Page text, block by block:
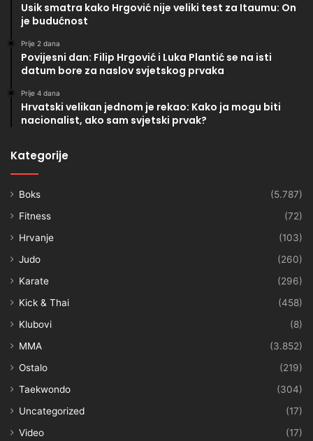
Usik smatra kako Hrgović nije veliki test za Itaumu: On
je budućnost
Prije 2 dana
Povijesni dan: Filip Hrgović i Luka Plantić se na isti
datum bore za naslov svjetskog prvaka
Prije 4 dana
Hrvatski velikan jednom je rekao: Kako ja mogu biti
nacionalist, ako sam svjetski prvak?
Kategorije
Boks
(5.787)
Fitness
(72)
Hrvanje
(103)
Judo
(260)
Karate
(296)
Kick & Thai
(458)
Klubovi
(8)
MMA
(3.852)
Ostalo
(219)
Taekwondo
(304)
Uncategorized
(17)
Video
(17)